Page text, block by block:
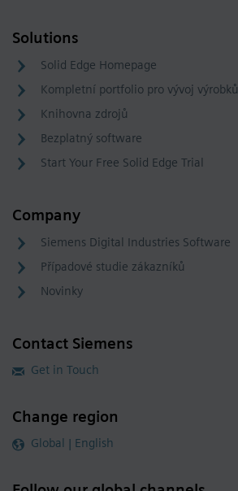
Solutions
Solid Edge Homepage
Kompletní portfolio pro vývoj výrobků
Knihovna zdrojů
Bezplatný software
Start Your Free Solid Edge Trial
Company
Siemens Digital Industries Software
Případové studie zákazníků
Novinky
Contact Siemens
Get in Touch
Change region
Global | English